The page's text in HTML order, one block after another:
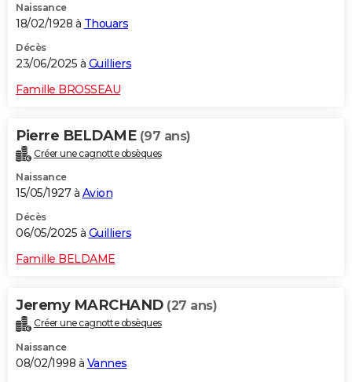
Naissance
18/02/1928 à Thouars
Décès
23/06/2025 à Guilliers
Famille BROSSEAU
Pierre BELDAME (97 ans)
Créer une cagnotte obsèques
Naissance
15/05/1927 à Avion
Décès
06/05/2025 à Guilliers
Famille BELDAME
Jeremy MARCHAND (27 ans)
Créer une cagnotte obsèques
Naissance
08/02/1998 à Vannes